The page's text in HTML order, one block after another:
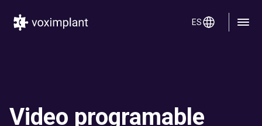
ES
Video programable